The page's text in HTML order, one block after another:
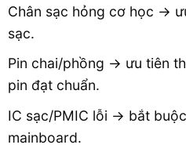
Chân sạc hỏng cơ học →
sạc.
Pin chai/phồng → ưu tiên
pin đạt chuẩn.
IC sạc/PMIC lỗi → bắt
mainboard.